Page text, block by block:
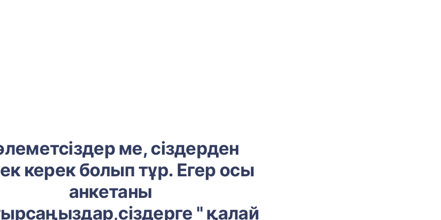
ме, сіздерден
керек болып тұр. Егер осы
анкетаны
" қалай